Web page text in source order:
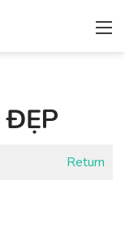
Return